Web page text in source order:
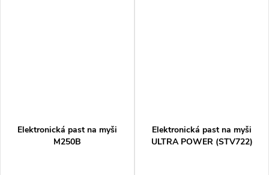
Elektronická past na myši
M250B
Elektronická past na myši
ULTRA POWER (STV722)